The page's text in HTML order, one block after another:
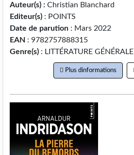
Auteur(s) :Christian Blanchard
Editeur(s) : POINTS
Date de parution: Mars 2022
EAN : 9782757888315
Genre(s): LITTÉRATURE GÉNÉRALE
Plus dinformations